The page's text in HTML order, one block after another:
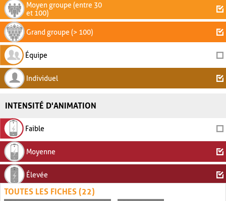
Moyen groupe (entre 30
et 100)
Grand groupe (> 100)
Équipe
Individuel
INTENSITÉ D'ANIMATION
Faible
Moyenne
Élevée
TOUTES LES FICHES (22)